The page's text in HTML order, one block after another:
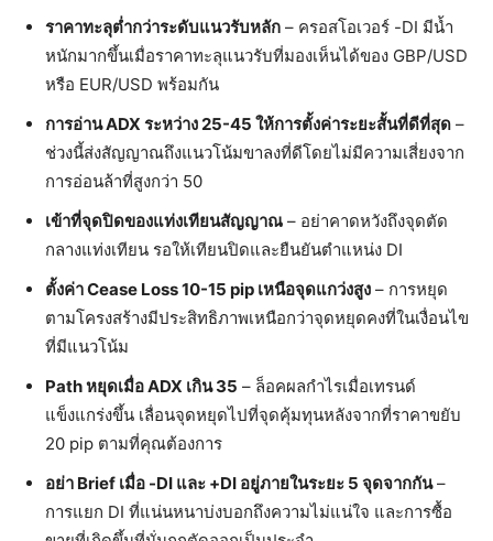
ราคาทะลุต่ำกว่าระดับแนวรับหลัก – ครอสโอเวอร์ -DI มีน้ำ
หนักมากขึ้นเมื่อราคาทะลุแนวรับที่มองเห็นได้ของ GBP/USD
หรือ EUR/USD พร้อมกัน
การอ่าน ADX ระหว่าง 25-45 ให้การตั้งค่าระยะสั้นที่ดีที่สุด –
ช่วงนี้ส่งสัญญาณถึงแนวโน้มขาลงที่ดีโดยไม่มีความเสี่ยงจาก
การอ่อนล้าที่สูงกว่า 50
เข้าที่จุดปิดของแท่งเทียนสัญญาณ – อย่าคาดหวังถึงจุดตัด
กลางแท่งเทียน รอให้เทียนปิดและยืนยันตำแหน่ง DI
ตั้งค่า Cease Loss 10-15 pip เหนือจุดแกว่งสูง – การหยุด
ตามโครงสร้างมีประสิทธิภาพเหนือกว่าจุดหยุดคงที่ในเงื่อนไข
ที่มีแนวโน้ม
Path หยุดเมื่อ ADX เกิน 35 – ล็อคผลกำไรเมื่อเทรนด์
แข็งแกร่งขึ้น เลื่อนจุดหยุดไปที่จุดคุ้มทุนหลังจากที่ราคาขยับ
20 pip ตามที่คุณต้องการ
อย่า Brief เมื่อ -DI และ +DI อยู่ภายในระยะ 5 จุดจากกัน–
การแยก DI ที่แน่นหนาบ่งบอกถึงความไม่แน่ใจ และการซื้อ